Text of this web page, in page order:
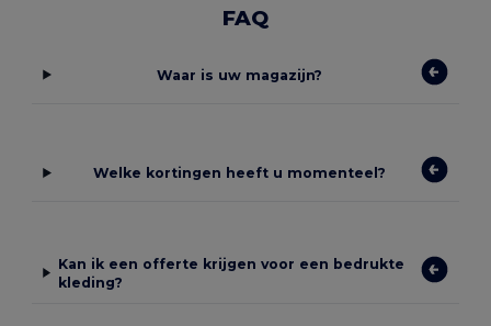
FAQ
Waar is uw magazijn?
Welke kortingen heeft u momenteel?
Kan ik een offerte krijgen voor een bedrukte
kleding?